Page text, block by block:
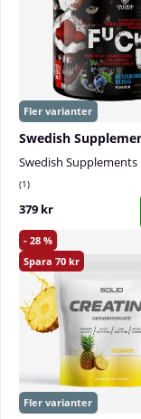
Swedish Supplements
1
379 kr
28
70